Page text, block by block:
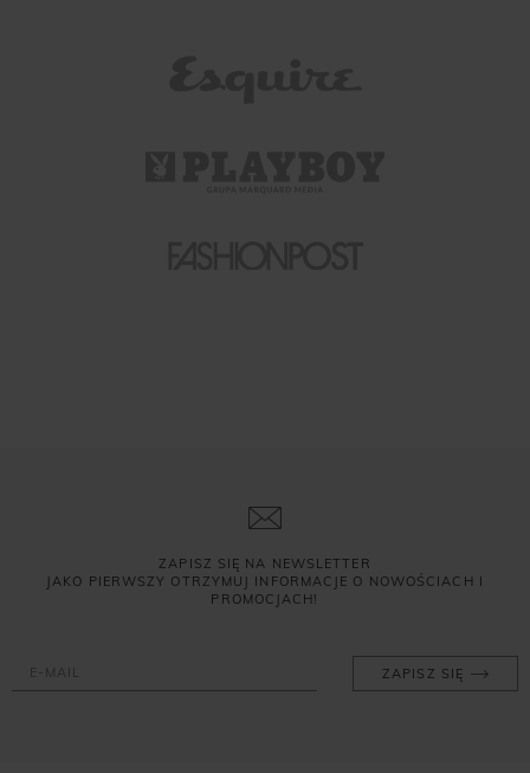
ZAPISZ SIĘ NA NEWSLETTER
JAKO PIERWSZY OTRZYMUJ INFORMACJE O NOWOŚCIACH I
PROMOCJACH!
ZAPISZ SIĘ